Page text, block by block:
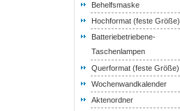
Behelfsmaske
Hochformat (feste Größe)
Batteriebetriebene-
Taschenlampen
Querformat (feste Größe)
Wochenwandkalender
Aktenordner